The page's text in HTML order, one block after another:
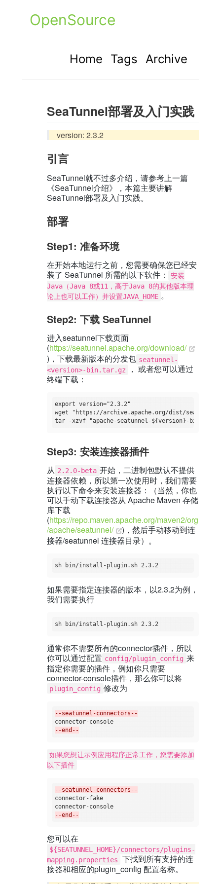
OpenSource
Home Tags Archive
SeaTunnel部署及入门实践
version: 2.3.2
引言
SeaTunnel就不过多介绍，请参考上一篇
《SeaTunnel介绍》，本篇主要讲解
SeaTunnel部署及入门实践。
部署
Step1: 准备环境
在开始本地运行之前，您需要确保您已经安
装了 SeaTunnel 所需的以下软件：
安装
Java（Java 8或11，高于Java 8的其他版本理
论上也可以工作）并设置JAVA_HOME 。
Step2: 下载 SeaTunnel
进入seatunnel下载页面
(https://seatunnel.apache.org/download/
)，下载最新版本的分发包 seatunnel-
<version>-bin.tar.gz
， 或者您可以通过
终端下载：
export version="2.3.2"
wget "https://archive.apache.org/dist/
Step3: 安装连接器插件
从 2.2.0-beta 开始，二进制包默认不提供
连接器依赖，所以第一次使用时，我们需要
执行以下命令来安装连接器：（当然，你也
可以手动下载连接器从 Apache Maven 存储
库下载
(https://repo.maven.apache.org/maven2/org
/apache/seatunnel/
)，然后手动移动到连
接器/seatunnel 连接器目录）。
sh bin/install-plugin.sh 2.3.2
如果需要指定连接器的版本，以2.3.2为例，
我们需要执行
通常你不需要所有的connector插件，所以
你可以通过配置 config/plugin_config 来
指定你需要的插件，例如你只需要
connector-console插件，那么你可以将
plugin_config 修改为
--seatunnel-connectors--
connector-console
--end--
如果您想让示例应用程序正常工作，您需要添加
以下插件
--seatunnel-connectors--
connector-fake
connector-console
--end--
您可以在
${SEATUNNEL_HOME}/connectors/plugins-
mapping.properties
下找到所有支持的连
接器和相应的plugin_config 配置名称。